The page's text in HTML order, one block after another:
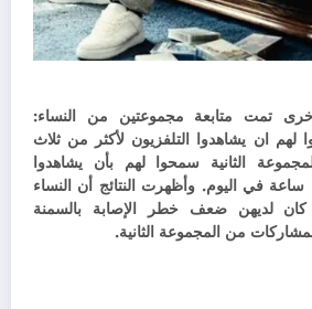
تمت متابعة مجموعتين من النساء:
لهم ان يشاهدوا التلفزيون لأكثر من ثلاث
الثانية سمحوا لهم بأن يشاهدوا
ساعة في اليوم. وأظهرت النتائج أن النساء
كان لديهن ضعف خطر الإصابة بالسمنة
من المجموعة الثانية.